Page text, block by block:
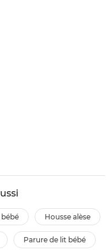
bébé housse alèse
parure de lit bébé